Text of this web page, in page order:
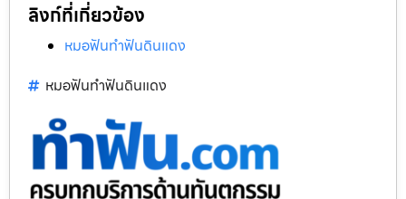
ลิงก์ที่เกี่ยวข้อง
หมอฟันทำฟันดินแดง
หมอฟันทำฟันดินแดง